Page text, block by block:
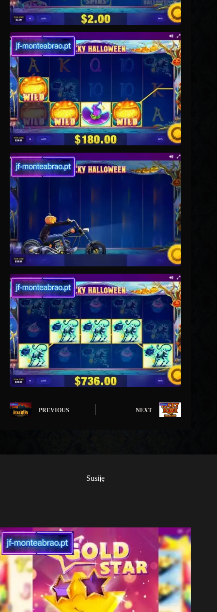
PREVIOUS NEXT
Susiję